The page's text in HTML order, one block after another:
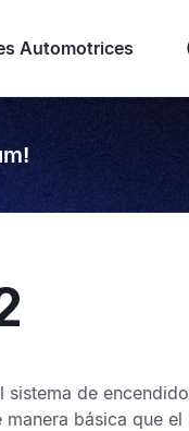
Automotrices
sistema de encendido
manera básica que el